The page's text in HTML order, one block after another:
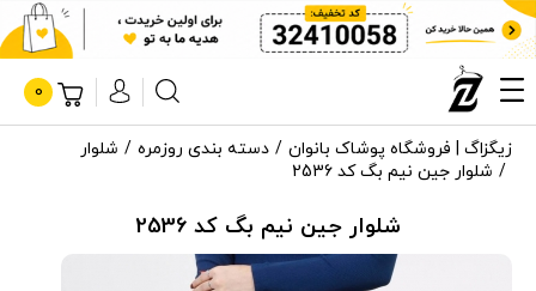
0
زیگزاگ | فروشگاه پوشاک بانوان دسته بندی روزمره
شلوار
شلوار جین نیم بگ کد 2536
شلوار جین نیم بگ کد 2536